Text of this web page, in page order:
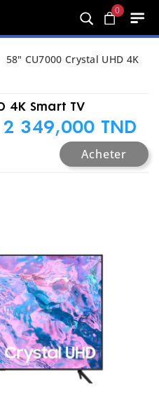
0
58" CU7000 Crystal UHD 4K
4K Smart TV
2 349,000 TND
Acheter